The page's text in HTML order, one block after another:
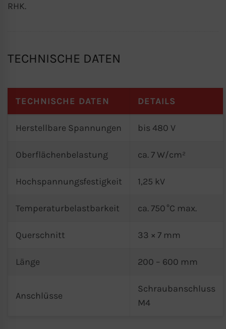
RHK.
TECHNISCHE DATEN
TECHNISCHE DATEN DETAILS
Herstellbare Spannungen bis 480 V
Oberflächenbelastung ca. 7 W/cm²
Hochspannungsfestigkeit 1,25 kV
Temperaturbelastbarkeit ca. 750 °C max.
Querschnitt 33 × 7 mm
Länge 200 – 600 mm
Anschlüsse
Schraubanschluss
M4